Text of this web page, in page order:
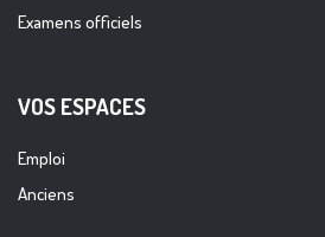
Examens officiels
VOS ESPACES
Emploi
Anciens